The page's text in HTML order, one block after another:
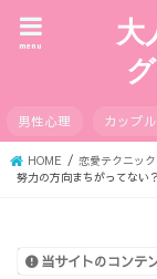
大
menu
男性心理 カップル
HOME 恋愛テクニック
努力の方向まちがってない
当サイトのコンテ